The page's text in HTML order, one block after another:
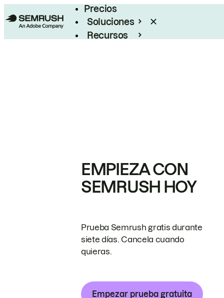
Precios
Soluciones
Recursos
EMPIEZA CON
SEMRUSH HOY
Prueba Semrush gratis durante
siete días. Cancela cuando
quieras.
Empezar prueba gratuita